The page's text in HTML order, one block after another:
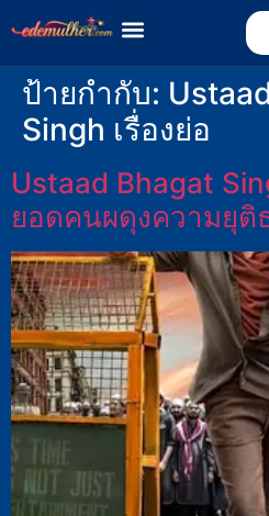
ป้ายกำกับ:
Singh เรื่องย่อ
Ustaad Bhagat
ยอดคนผดุงความยุติ